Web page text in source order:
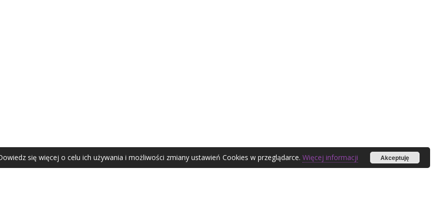
Agata Zubel © 2021
się więcej o celu ich używania i możliwości zmiany ustawień Cookies w przeglądarce. Więcej informacji Akceptuję